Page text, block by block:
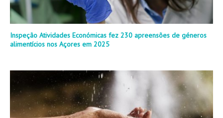
Inspeção Atividades Económicas fez 230 apreensões de géneros
alimentícios nos Açores em 2025